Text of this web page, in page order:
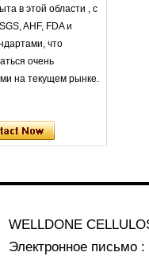
в этой области , с
AHF, FDA и
что
очень
на текущем рынке.
WELLDONE
Электронное письмо